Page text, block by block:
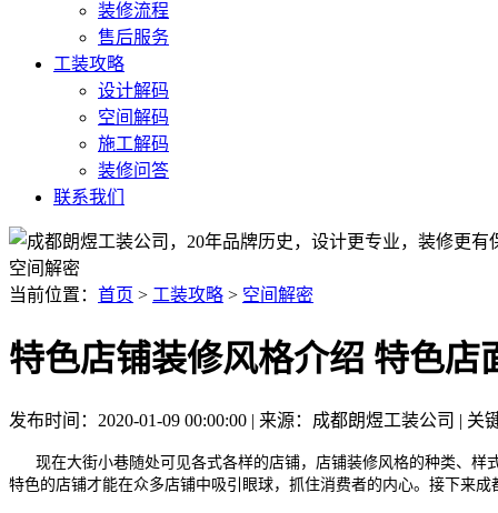
装修流程
售后服务
工装攻略
设计解码
空间解码
施工解码
装修问答
联系我们
空间解密
当前位置： 首页 > 工装攻略 > 空间解密
特色店铺装修风格介绍 特色店
发布时间：2020-01-09 00:00:00 | 来源：成都朗煜工装公司 |
现在大街小巷随处可见各式各样的店铺，店铺装修风格的种类、样
特色的店铺才能在众多店铺中吸引眼球，抓住消费者的内心。接下来